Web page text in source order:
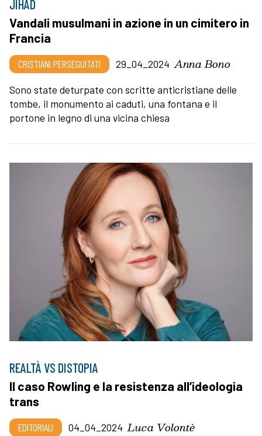
JIHAD
Vandali musulmani in azione in un cimitero in
Francia
CRISTIANI PERSEGUITATI 29_04_2024 Anna Bono
Sono state deturpate con scritte anticristiane delle
tombe, il monumento ai caduti, una fontana e il
portone in legno di una vicina chiesa
REALTÀ VS DISTOPIA
Il caso Rowling e la resistenza all’ideologia
trans
EDITORIALI 04_04_2024 Luca Volontè